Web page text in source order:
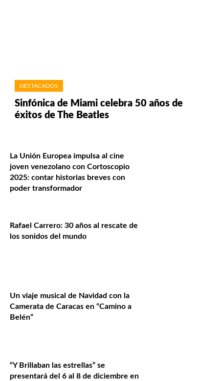
DESTACADOS
Sinfónica de Miami celebra 50 años de
éxitos de The Beatles
La Unión Europea impulsa al cine
joven venezolano con Cortoscopio
2025: contar historias breves con
poder transformador
Rafael Carrero: 30 años al rescate de
los sonidos del mundo
Un viaje musical de Navidad con la
Camerata de Caracas en “Camino a
Belén”
“Y Brillaban las estrellas” se
presentará del 6 al 8 de diciembre en